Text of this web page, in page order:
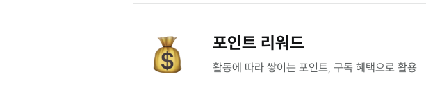
포인트 리워드
활동에 따라 쌓이는 포인트, 구독 혜택으로 활용